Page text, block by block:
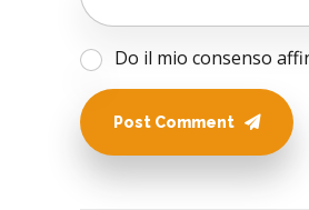
Do il mio consenso
Post Comment